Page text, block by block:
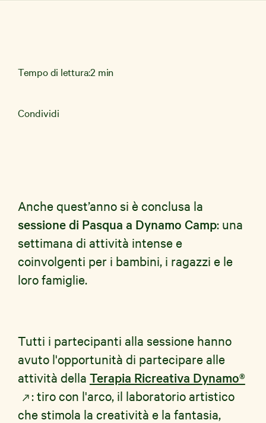
News e Storie
Shop Solidale
Tempo di lettura:2 min
Condividi
Anche quest’anno si è conclusa la
sessione di Pasqua a Dynamo Camp: una
settimana di attività intense e
coinvolgenti per i bambini, i ragazzi e le
loro famiglie.
Tutti i partecipanti alla sessione hanno
avuto l'opportunità di partecipare alle
attività della Terapia Ricreativa Dynamo®
: tiro con l'arco, il laboratorio artistico
che stimola la creatività e la fantasia,